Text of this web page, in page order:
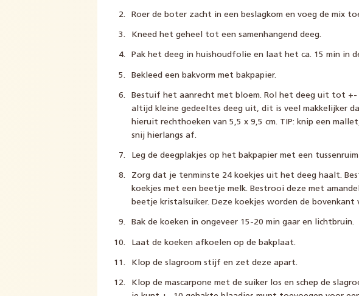
Roer de boter zacht in een beslagkom en voeg de mix
Kneed het geheel tot een samenhangend deeg.
Pak het deeg in huishoudfolie en laat het ca. 15 min in
Bekleed een bakvorm met bakpapier.
Bestuif het aanrecht met bloem. Rol het deeg uit tot +-
altijd kleine gedeeltes deeg uit, dit is veel makkelijker
hieruit rechthoeken van 5,5 x 9,5 cm. TIP: knip een
snij hierlangs af.
Leg de deegplakjes op het bakpapier met een
Zorg dat je tenminste 24 koekjes uit het deeg haalt.
koekjes met een beetje melk. Bestrooi deze met
beetje kristalsuiker. Deze koekjes worden de bovenkant
Bak de koeken in ongeveer 15-20 min gaar en lichtbruin.
Laat de koeken afkoelen op de bakplaat.
Klop de slagroom stijf en zet deze apart.
Klop de mascarpone met de suiker los en schep de